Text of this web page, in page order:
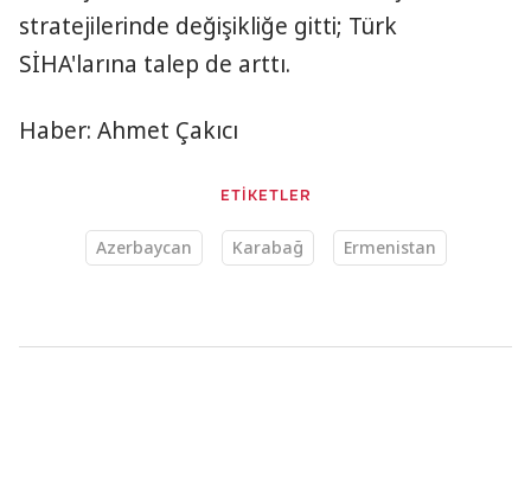
stratejilerinde değişikliğe gitti; Türk
SİHA'larına talep de arttı.
Haber: Ahmet Çakıcı
ETİKETLER
Azerbaycan Karabağ Ermenistan